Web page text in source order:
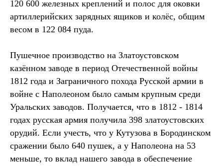
120 600 железных креплений и полос для оковки
артиллерийских зарядных ящиков и колёс, общим
весом в 122 084 пуда.
Пушечное производство на Златоустовском
казённом заводе в период Отечественной войны
1812 года и Заграничного похода Русской армии в
войне с Наполеоном было самым крупным среди
Уральских заводов. Получается, что в 1812 - 1814
годах русская армия получила 398 златоустовских
орудий. Если учесть, что у Кутузова в Бородинском
сражении было 640 пушек, а у Наполеона на 53
меньше, то вклад нашего завода в обеспечение